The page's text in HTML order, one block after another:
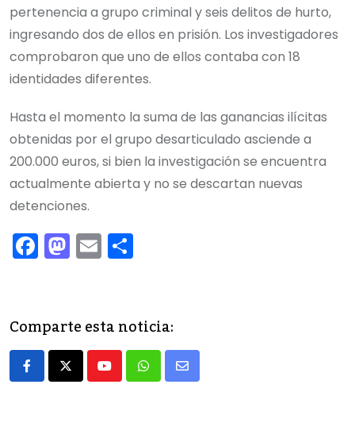
pertenencia a grupo criminal y seis delitos de hurto,
ingresando dos de ellos en prisión. Los investigadores
comprobaron que uno de ellos contaba con 18
identidades diferentes.
Hasta el momento la suma de las ganancias ilícitas
obtenidas por el grupo desarticulado asciende a
200.000 euros, si bien la investigación se encuentra
actualmente abierta y no se descartan nuevas
detenciones.
F
a
e
b
o
M
a
o
d
o
E
m
l p
ar
tir
Comparte esta noticia:
YoutubeWhatsapp
Share